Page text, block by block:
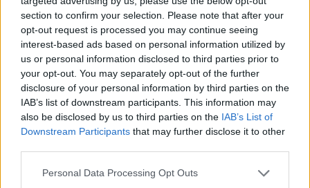
section to confirm your selection. Please note that after your
opt-out request is processed you may continue seeing
interest-based ads based on personal information utilized by
us or personal information disclosed to third parties prior to
your opt-out. You may separately opt-out of the further
disclosure of your personal information by third parties on the
IAB’s list of downstream participants. This information may
also be disclosed by us to third parties on the IAB’s List of
Downstream Participants that may further disclose it to other
Personal Data Processing Opt Outs
Ηράκλειο: "Σε άθλια κατάσταση το μνημείο πεσόντων
Εφέδρων Αξιωματικών στον Καράβολα"
21:39
Λαμία: Απατεώνες άρπαξαν μεγάλο χρηματικό ποσό από
ηλικιωμένη
21:33
Μεσογειακή φώκια έκανε στάση για ξεκούραση στην
παραλία της Αγίας Βάσως στο Τρίκερι
Μεταναστευτικό: Σύλληψη 18χρονου διακινητή για την